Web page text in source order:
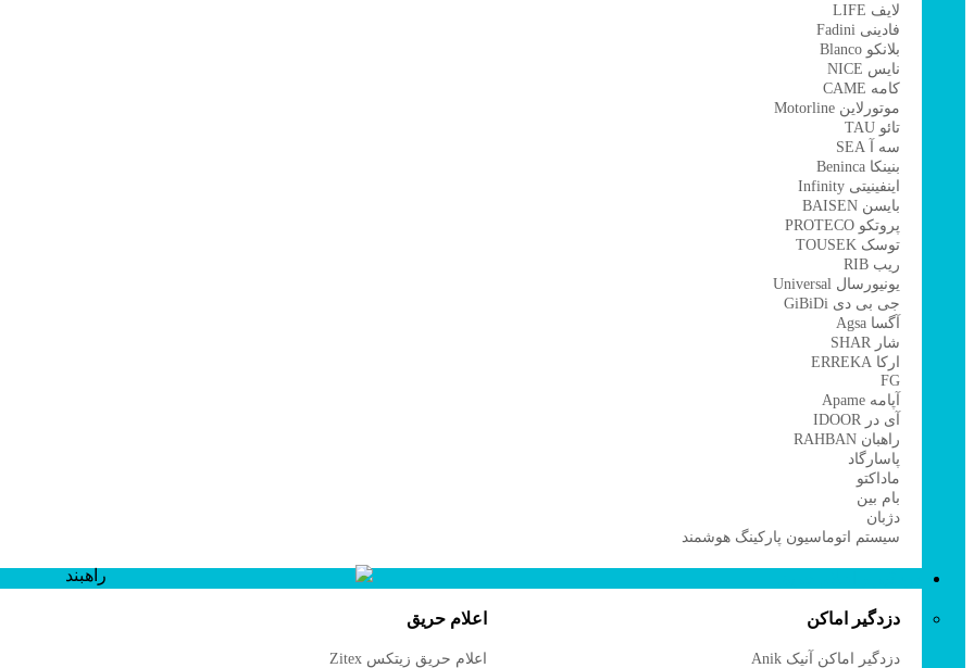
لایف LIFE
فادینی Fadini
بلانکو Blanco
نایس NICE
کامه CAME
موتورلاین Motorline
تائو TAU
سه آ SEA
بنینکا Beninca
اینفینیتی Infinity
بایسن BAISEN
پروتکو PROTECO
توسک TOUSEK
ریب RIB
یونیورسال Universal
جی بی دی GiBiDi
آگسا Agsa
شار SHAR
ارکا ERREKA
FG
آپامه Apame
آی در IDOOR
راهبان RAHBAN
پاسارگاد
ماداکتو
بام بین
دژبان
سیستم اتوماسیون پارکینگ هوشمند
دزدگیر اماکن
دزدگیر اماکن آنیک Anik
اعلام حریق
اعلام حریق زیتکس Zitex